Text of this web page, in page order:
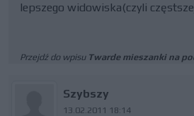
lepszego widowiska(czyli
Przejdź do wpisu Twarde mieszanki na
Szybszy
13.02.2011 18:14